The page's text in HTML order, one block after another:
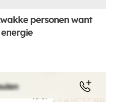
personen want